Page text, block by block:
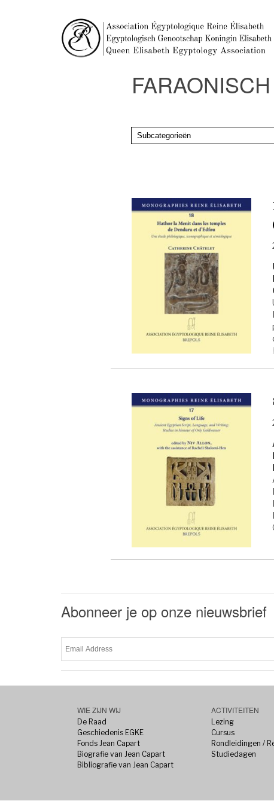
Abonneer je op onze nieuwsbrief
WIE ZIJN WIJ
De Raad
Geschiedenis EGKE
Fonds Jean Capart
Biografie van Jean Capart
Bibliografie van Jean Capart
ACTIVITEITEN
Lezing
Cursus
Rondleidingen /
Studiedagen